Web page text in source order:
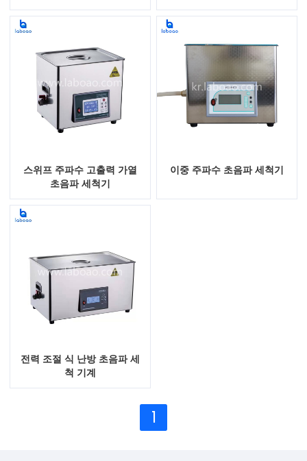
스위프 주파수 고출력 가열
초음파 세척기
이중 주파수 초음파 세척기
전력 조절 식 난방 초음파 세
척 기계
1